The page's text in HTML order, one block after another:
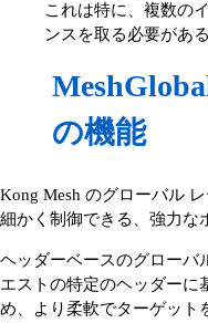
これは特に、複数の
ンスを取る必要があ
の機能
Kong Mesh のグローバル
細かく制御できる、強力な
ヘッダーベースのグローバ
エストの特定のヘッダーに
め、より柔軟でターゲット